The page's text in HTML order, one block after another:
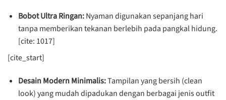
Bobot Ultra Ringan:Nyaman digunakan sepanjang hari
tanpa memberikan tekanan berlebih pada pangkal hidung.
[cite: 1017]
[cite_start]
Desain Modern Minimalis:Tampilan yang bersih (clean
look) yang mudah dipadukan dengan berbagai jenis outfit